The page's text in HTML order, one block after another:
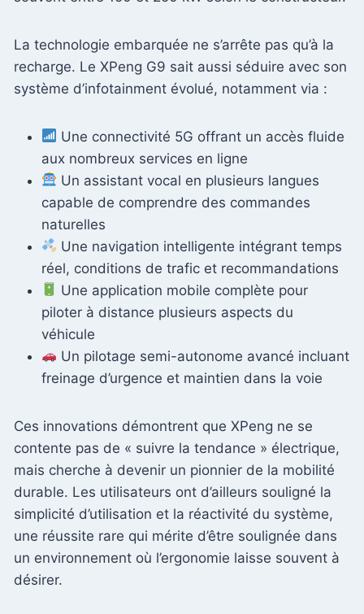
La technologie embarquée ne s’arrête pas qu’à la
recharge. Le XPeng G9 sait aussi séduire avec son
système d’infotainment évolué, notamment via :
Une connectivité 5G offrant un accès fluide
aux nombreux services en ligne
Un assistant vocal en plusieurs langues
capable de comprendre des commandes
naturelles
Une navigation intelligente intégrant temps
réel, conditions de trafic et recommandations
Une application mobile complète pour
piloter à distance plusieurs aspects du
véhicule
Un pilotage semi-autonome avancé incluant
freinage d’urgence et maintien dans la voie
Ces innovations démontrent que XPeng ne se
contente pas de « suivre la tendance » électrique,
mais cherche à devenir un pionnier de la mobilité
durable. Les utilisateurs ont d’ailleurs souligné la
simplicité d’utilisation et la réactivité du système,
une réussite rare qui mérite d’être soulignée dans
un environnement où l’ergonomie laisse souvent à
désirer.